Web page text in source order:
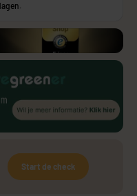
Start de check